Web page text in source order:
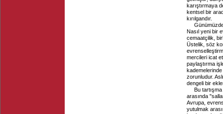
karıştırmaya
kentsel bir
kırılgandır.
Nasıl yeni bir
cemaatçilik,
Üstelik, söz
mercileri icat
paylaştırma
zorunludur.
dengeli bir
Bu
arasında
Avrupa,
yutulmak